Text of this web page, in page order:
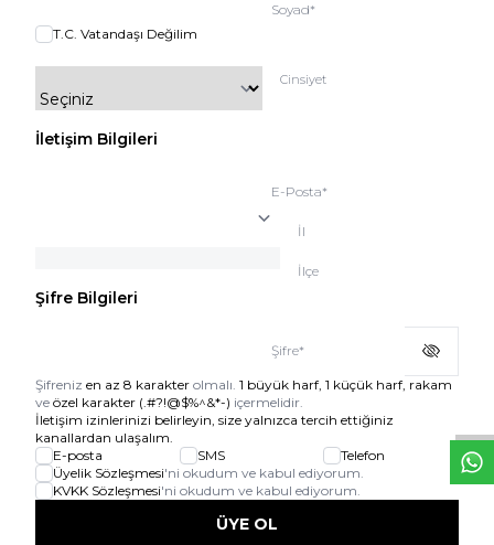
Soyad*
T.C. Vatandaşı Değilim
Cinsiyet
İletişim Bilgileri
E-Posta*
İl
İlçe
Şifre Bilgileri
Şifre*
Şifreniz en az 8 karakter olmalı. 1 büyük harf, 1 küçük harf, rakam
ve özel karakter (.#?!@$%^&*-) içermelidir.
İletişim izinlerinizi belirleyin, size yalnızca tercih ettiğiniz
kanallardan ulaşalım.
E-posta
SMS
Telefon
Üyelik Sözleşmesi'ni okudum ve kabul ediyorum.
KVKK Sözleşmesi'ni okudum ve kabul ediyorum.
ÜYE OL